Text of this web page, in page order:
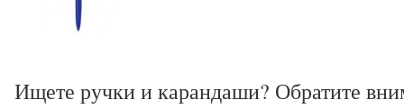
Ищете ручки и карандаши? Обратите